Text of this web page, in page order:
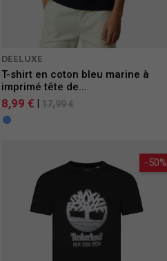
DEELUXE
T-shirt en coton bleu marine à
imprimé tête de...
8,99 € 17,99 €
-50%